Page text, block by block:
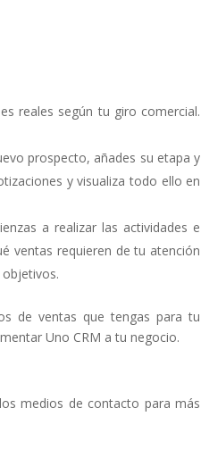
reales según tu giro comercial.
prospecto, añades su etapa y
y visualiza todo ello en
a realizar las actividades e
ventas requieren de tu atención
de ventas que tengas para tu
Uno CRM a tu negocio.
medios de contacto para más